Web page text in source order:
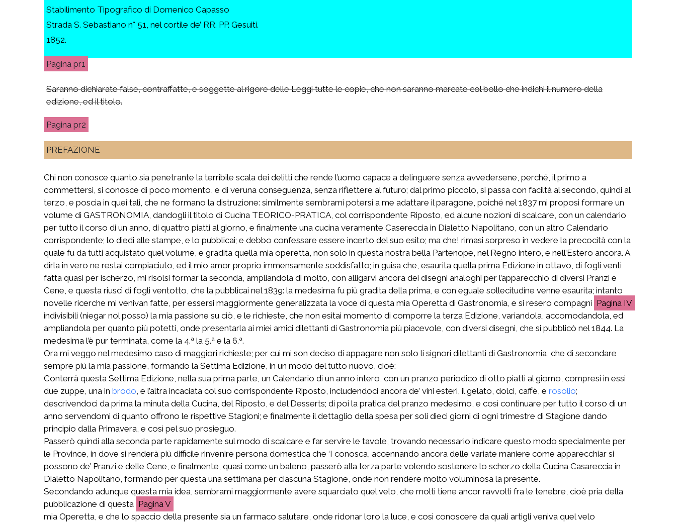
Stabilimento Tipografico di Domenico Capasso
Strada S. Sebastiano n° 51, nel cortile de’ RR. PP. Gesuiti.
1852.
pr1
Saranno dichiarate false, contraffatte, e soggette al rigore delle Leggi tutte le copie, che non saranno marcate col bollo che indichi il numero della
edizione, ed il titolo.
pr2
PREFAZIONE
Chi non conosce quanto sia penetrante la terribile scala dei delitti che rende l’uomo capace a delinguere senza avvedersene, perché, il primo a
commettersi, si conosce di poco momento, e di veruna conseguenza, senza riflettere al futuro; dal primo piccolo, si passa con faciltà al secondo, quindi al
terzo, e poscia in quei tali, che ne formano la distruzione: similmente sembrami potersi a me adattare il paragone, poiché nel 1837 mi proposi formare un
volume di GASTRONOMIA, dandogli il titolo di Cucina TEORICO-PRATICA, col corrispondente Riposto, ed alcune nozioni di scalcare, con un calendario
per tutto il corso di un anno, di quattro piatti al giorno, e finalmente una cucina veramente Casereccia in Dialetto Napolitano, con un altro Calendario
corrispondente; lo diedi alle stampe, e lo pubblicai; e debbo confessare essere incerto del suo esito; ma che! rimasi sorpreso in vedere la precocità con la
quale fu da tutti acquistato quel volume, e gradita quella mia operetta, non solo in questa nostra bella Partenope, nel Regno intero, e nell’Estero ancora. A
dirla in vero ne restai compiaciuto, ed il mio amor proprio immensamente soddisfatto; in guisa che, esaurita quella prima Edizione in ottavo, di fogli venti
fatta quasi per ischerzo, mi risolsi formar la seconda, ampliandola di molto, con alligarvi ancora dei disegni analoghi per l’apparecchio di diversi Pranzi e
Cene, e questa riuscì di fogli ventotto, che la pubblicai nel 1839: la medesima fu più gradita della prima, e con eguale sollecitudine venne esaurita; intanto
novelle ricerche mi venivan fatte, per essersi maggiormente generalizzata la voce di questa mia Operetta di Gastronomia, e si resero compagni
IV
indivisibili (niegar nol posso) la mia passione su ciò, e le richieste, che non esitai momento di comporre la terza Edizione, variandola, accomodandola, ed
ampliandola per quanto più potetti, onde presentarla ai miei amici dilettanti di Gastronomia più piacevole, con diversi disegni, che si pubblicò nel 1844. La
medesima l’è pur terminata, come la 4.ª la 5.ª e la 6.ª.
Ora mi veggo nel medesimo caso di maggiori richieste; per cui mi son deciso di appagare non solo li signori dilettanti di Gastronomia, che di secondare
sempre più la mia passione, formando la Settima Edizione, in un modo del tutto nuovo, cioè:
Conterrà questa Settima Edizione, nella sua prima parte, un Calendario di un anno intero, con un pranzo periodico di otto piatti al giorno, compresi in essi
due zuppe, una in brodo , e l’altra incaciata col suo corrispondente Riposto, includendoci ancora de’ vini esteri, il gelato, dolci, caffè, e rosolio;
descrivendoci da prima la minuta della Cucina, del Riposto, e del Desserts; di poi la pratica del pranzo medesimo, e così continuare per tutto il corso di un
anno servendomi di quanto offrono le rispettive Stagioni; e finalmente il dettaglio della spesa per soli dieci giorni di ogni trimestre di Stagione dando
principio dalla Primavera, e così pel suo prosieguo.
Passerò quindi alla seconda parte rapidamente sul modo di scalcare e far servire le tavole, trovando necessario indicare questo modo specialmente per
le Province, in dove si renderà più difficile rinvenire persona domestica che ‘I conosca, accennando ancora delle variate maniere come apparecchiar si
possono de’ Pranzi e delle Cene, e finalmente, quasi come un baleno, passerò alla terza parte volendo sostenere lo scherzo della Cucina Casareccia in
Dialetto Napolitano, formando per questa una settimana per ciascuna Stagione, onde non rendere molto voluminosa la presente.
Secondando adunque questa mia idea, sembrami maggiormente avere squarciato quel velo, che molti tiene ancor ravvolti fra le tenebre, cioè pria della
pubblicazione di questa
V
mia Operetta, e che lo spaccio della presente sia un farmaco salutare, onde ridonar loro la luce, e così conoscere da quali artigli veniva quel velo